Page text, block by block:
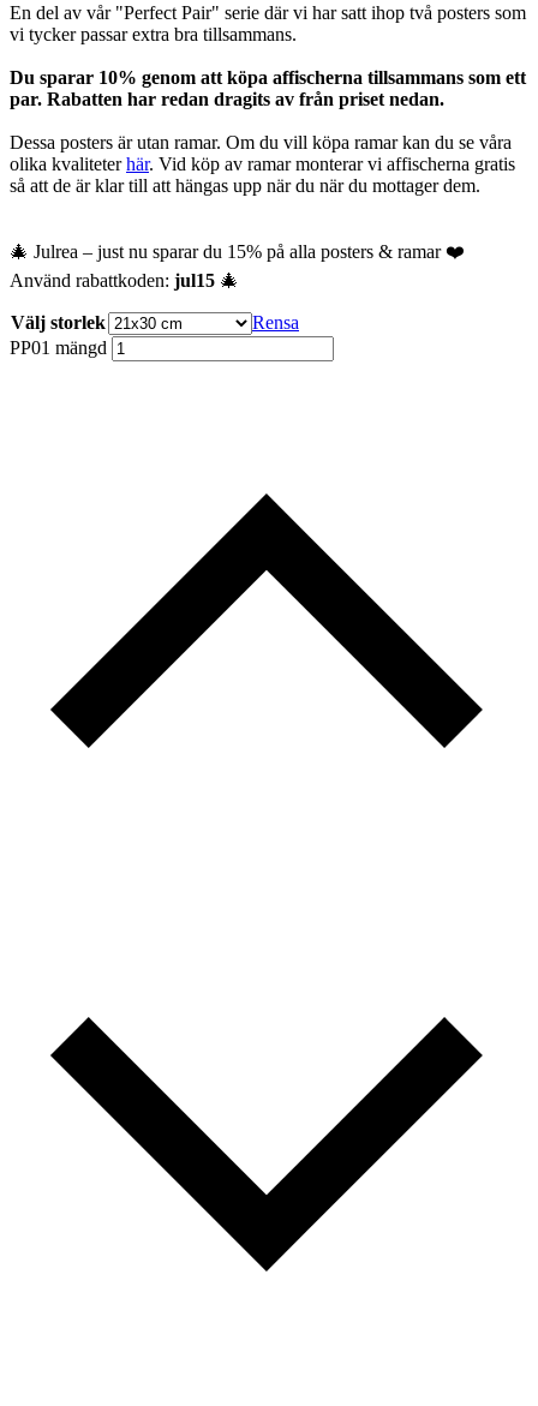
En del av vår "Perfect Pair" serie där vi har satt ihop två posters som
vi tycker passar extra bra tillsammans.
Du sparar 10% genom att köpa affischerna tillsammans som ett
par. Rabatten har redan dragits av från priset nedan.
Dessa posters är utan ramar. Om du vill köpa ramar kan du se våra
olika kvaliteterhär. Vid köp av ramar monterar vi affischerna gratis
så att de är klar till att hängas upp när du när du mottager dem.
🎄 Julrea – just nu sparar du 15% på alla posters & ramar ❤️
Använd rabattkoden: jul15 🎄
Välj storlek
Rensa
PP01 mängd